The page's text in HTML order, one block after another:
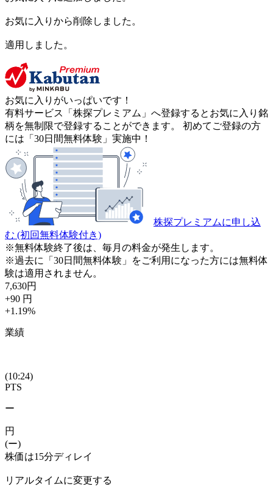
お気に入りから削除しました。
適用しました。
お気に入りがいっぱいです！
有料サービス「株探プレミアム」へ登録するとお気に入り銘
柄を無制限で登録することができます。 初めてご登録の方
には「30日間無料体験」実施中！
株探プレミアムに申し込
む (初回無料体験付き)
※無料体験終了後は、毎月の料金が発生します。
※過去に「30日間無料体験」をご利用になった方には無料体
験は適用されません。
7,630円
+90 円
+1.19%
業績
(10:24)
PTS
ー
円
(ー)
株価は15分ディレイ
リアルタイムに変更する